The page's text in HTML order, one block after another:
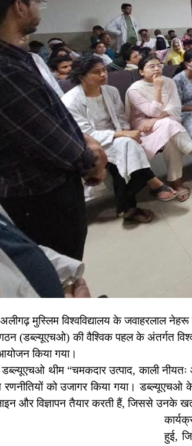
अलीगढ़ मुस्लिम विश्वविद्यालय के जवाहरलाल नेहरू
(डब्ल्यूएचओ) की वैश्विक पहल के अंतर्गत
किया गया।
डब्ल्यूएचओ थीम “चमकदार उत्पाद, काली नीयतः
रणनीतियों को उजागर किया गया।
और विज्ञापन तैयार करती हैं, जिससे उनके
हुई,